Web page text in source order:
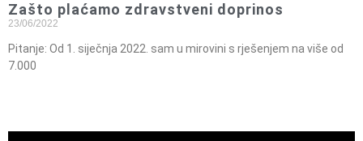
Zašto plaćamo zdravstveni doprinos
23/06/2022
Pitanje: Od 1. siječnja 2022. sam u mirovini s rješenjem na više od
7.000